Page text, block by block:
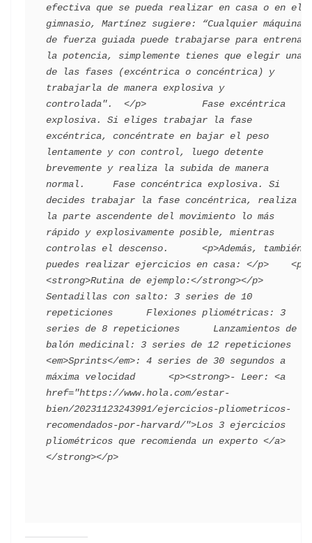
efectiva que se pueda realizar en casa o en el
gimnasio, Martínez sugiere: “Cualquier máquina
de fuerza guiada puede trabajarse para entrenar
la potencia, simplemente tienes que elegir una
de las fases (excéntrica o concéntrica) y
trabajarla de manera explosiva y
controlada".  </p>          Fase excéntrica
explosiva. Si eliges trabajar la fase
excéntrica, concéntrate en bajar el peso
lentamente y con control, luego detente
brevemente y realiza la subida de manera
normal.     Fase concéntrica explosiva. Si
decides trabajar la fase concéntrica, realiza
la parte ascendente del movimiento lo más
rápido y explosivamente posible, mientras
controlas el descenso.      <p>Además, también
puedes realizar ejercicios en casa: </p>    <p>
<strong>Rutina de ejemplo:</strong></p>
Sentadillas con salto: 3 series de 10
repeticiones      Flexiones pliométricas: 3
series de 8 repeticiones      Lanzamientos de
balón medicinal: 3 series de 12 repeticiones
<em>Sprints</em>: 4 series de 30 segundos a
máxima velocidad      <p><strong>- Leer: <a
href="https://www.hola.com/estar-
bien/20231123243991/ejercicios-pliometricos-
recomendados-por-harvard/">Los 3 ejercicios
pliométricos que recomienda un experto </a>